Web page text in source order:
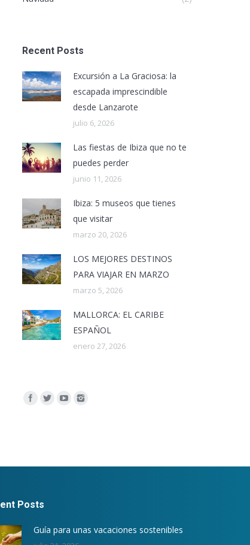
Recent Posts
Excursión a La Graciosa: la
escapada imprescindible
desde Lanzarote
julio 6, 2026
Las fiestas de Ibiza que no te
puedes perder
junio 11, 2026
Ibiza: 5 museos que tienes
que visitar
marzo 20, 2026
LOS MEJORES DESTINOS
PARA VIAJAR EN MARZO
marzo 5, 2026
MALLORCA: EL CARIBE
ESPAÑOL
enero 27, 2026
Encuéntranos en:
Posts
Guía para unas vacaciones sostenibles